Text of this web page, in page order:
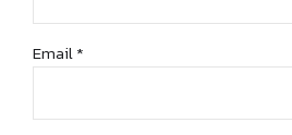
Email *